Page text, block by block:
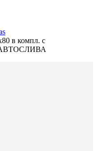
в компл. с
АВТОСЛИВА